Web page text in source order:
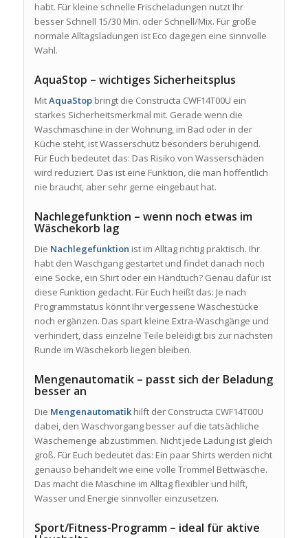
habt. Für kleine schnelle Frischeladungen nutzt Ihr
besser Schnell 15/30 Min. oder Schnell/Mix. Für große
normale Alltagsladungen ist Eco dagegen eine sinnvolle
Wahl.
AquaStop – wichtiges Sicherheitsplus
MitAquaStopbringt die Constructa CWF14T00U ein
starkes Sicherheitsmerkmal mit. Gerade wenn die
Waschmaschine in der Wohnung, im Bad oder in der
Küche steht, ist Wasserschutz besonders beruhigend.
Für Euch bedeutet das: Das Risiko von Wasserschäden
wird reduziert. Das ist eine Funktion, die man hoffentlich
nie braucht, aber sehr gerne eingebaut hat.
Nachlegefunktion – wenn noch etwas im
Wäschekorb lag
Die Nachlegefunktion ist im Alltag richtig praktisch. Ihr
habt den Waschgang gestartet und findet danach noch
eine Socke, ein Shirt oder ein Handtuch? Genau dafür ist
diese Funktion gedacht. Für Euch heißt das: Je nach
Programmstatus könnt Ihr vergessene Wäschestücke
noch ergänzen. Das spart kleine Extra-Waschgänge und
verhindert, dass einzelne Teile beleidigt bis zur nächsten
Runde im Wäschekorb liegen bleiben.
Mengenautomatik – passt sich der Beladung
besser an
Die Mengenautomatikhilft der Constructa CWF14T00U
dabei, den Waschvorgang besser auf die tatsächliche
Wäschemenge abzustimmen. Nicht jede Ladung ist gleich
groß. Für Euch bedeutet das: Ein paar Shirts werden nicht
genauso behandelt wie eine volle Trommel Bettwäsche.
Das macht die Maschine im Alltag flexibler und hilft,
Wasser und Energie sinnvoller einzusetzen.
Sport/Fitness-Programm – ideal für aktive